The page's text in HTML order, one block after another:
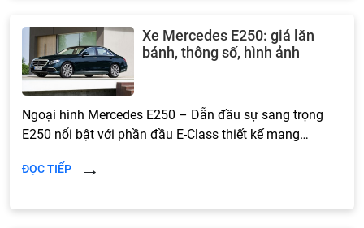
Xe Mercedes E250: giá lăn
bánh, thông số, hình ảnh
Ngoại hình Mercedes E250 – Dẫn đầu sự sang trọng
E250 nổi bật với phần đầu E-Class thiết kế mang…
ĐỌC TIẾP